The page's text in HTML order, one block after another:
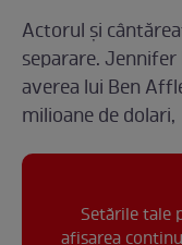
Actorul și
separare.
averea lui Ben
milioane de dolari,
Setările